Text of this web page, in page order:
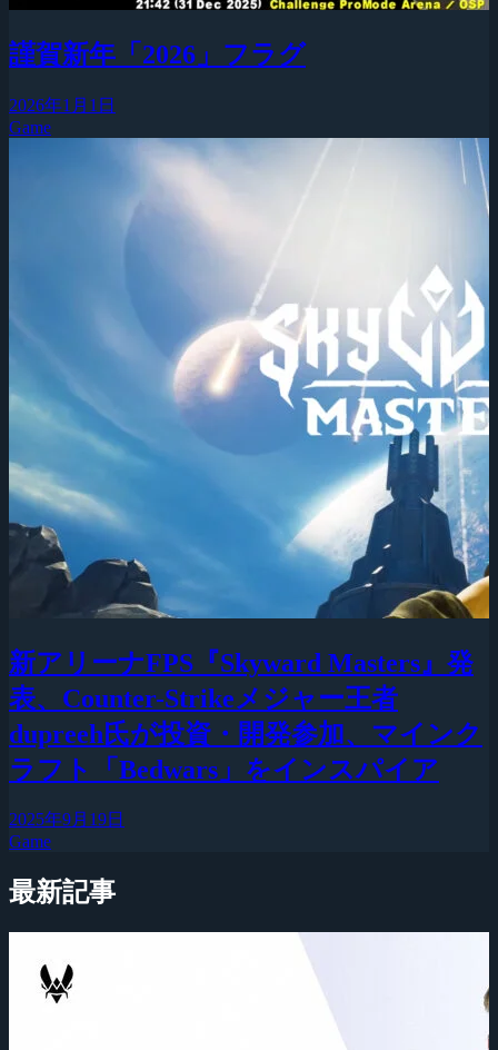
謹賀新年「2026」フラグ
2026年1月1日
Game
新アリーナFPS『Skyward Masters』発
表、Counter-Strikeメジャー王者
dupreeh氏が投資・開発参加、マインク
ラフト「Bedwars」をインスパイア
2025年9月19日
Game
最新記事